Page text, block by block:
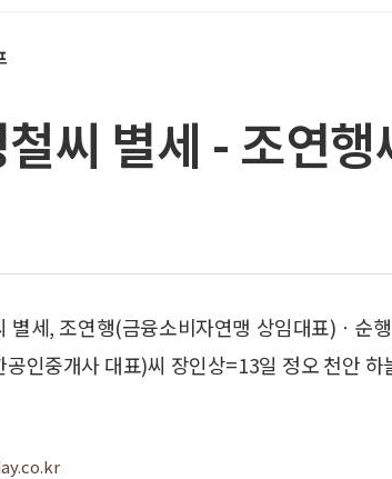
씨 별세 - 조연행
세, 조연행(금융소비자연맹 상임대표)ㆍ순
인중개사 대표)씨 장인상=13일 정오 천안